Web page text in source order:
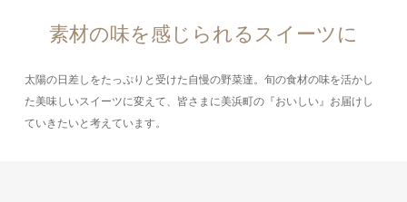
素材の味を感じられるスイーツに
太陽の日差しをたっぷりと受けた自慢の野菜達。旬の食材の味を活かし
た美味しいスイーツに変えて、皆さまに美浜町の『おいしい』お届けし
ていきたいと考えています。